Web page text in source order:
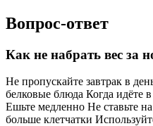
Вопрос-ответ
Как не набрать вес за
Не пропускайте завтрак в
белковые блюда Когда идёте
Ешьте медленно Не ставьте
больше клетчатки